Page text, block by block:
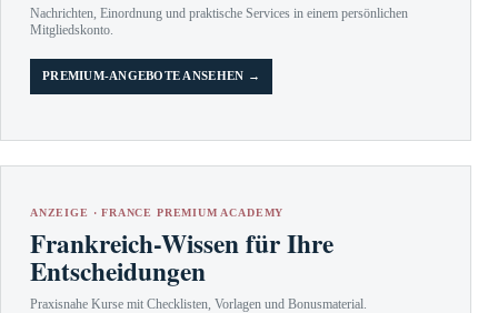
Nachrichten, Einordnung und praktische Services in einem persönlichen
Mitgliedskonto.
PREMIUM-ANGEBOTE ANSEHEN →
ANZEIGE · FRANCE PREMIUM ACADEMY
Frankreich-Wissen für Ihre
Entscheidungen
Praxisnahe Kurse mit Checklisten, Vorlagen und Bonusmaterial.